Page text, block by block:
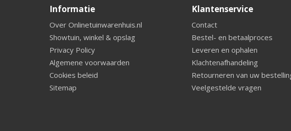
Informatie
Over Onlinetuinwarenhuis.nl
Showtuin, winkel & opslag
Privacy Policy
Algemene voorwaarden
Cookies beleid
Sitemap
Klantenservice
Contact
Bestel- en betaalproces
Leveren en ophalen
Klachtenafhandeling
Retourneren van uw
Veelgestelde vragen